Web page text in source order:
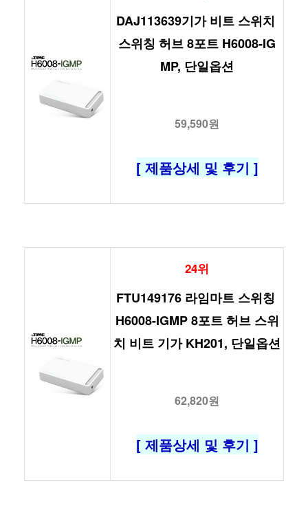
DAJ113639기가 비트 스위치
스위칭 허브 8포트 H6008-IG
MP, 단일옵션
59,590원
[ 제품상세 및 후기 ]
24위
FTU149176 라임마트 스위칭
H6008-IGMP 8포트 허브 스위
치 비트 기가 KH201, 단일옵션
62,820원
[ 제품상세 및 후기 ]